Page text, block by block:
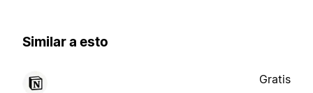
Similar a esto
Gratis